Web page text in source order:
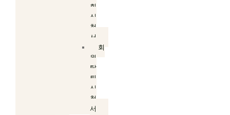
회
신
청
서
회
원
탈
퇴
신
청
서